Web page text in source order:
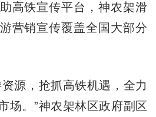
铁宣传平台，神农架滑
营销宣传覆盖全国大部分
，抢抓高铁机遇，全力
场。”神农架林区政府副区